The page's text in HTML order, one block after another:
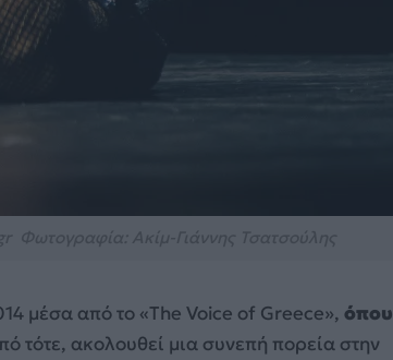
μέσα από το «The Voice of Greece», όπου
τότε, ακολουθεί μια συνεπή πορεία στην